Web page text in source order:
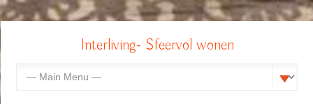
Interliving- Sfeervol wonen